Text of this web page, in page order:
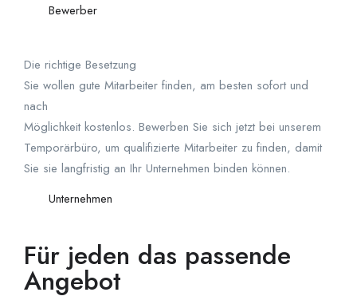
Bewerber
Die richtige Besetzung
Sie wollen gute Mitarbeiter finden, am besten sofort und
nach
Möglichkeit kostenlos. Bewerben Sie sich jetzt bei unserem
Temporärbüro, um qualifizierte Mitarbeiter zu finden, damit
Sie sie langfristig an Ihr Unternehmen binden können.
Unternehmen
Für jeden das passende
Angebot